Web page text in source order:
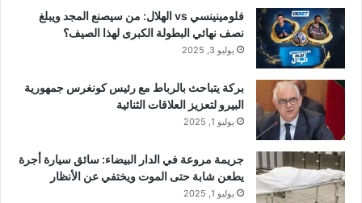
فلومينينسي vs الهلال: من سيصنع المجد ويبلغ
نصف نهائي البطولة الكبرى لهذا الصيف؟
يوليو 3, 2025
بركة يتباحث بالرباط مع رئيس كونغرس جمهورية
البيرو لتعزيز العلاقات الثنائية
يوليو 1, 2025
جريمة مروعة في الدار البيضاء: سائق سيارة أجرة
يطعن شابة حتى الموت ويختفي عن الأنظار
يوليو 1, 2025